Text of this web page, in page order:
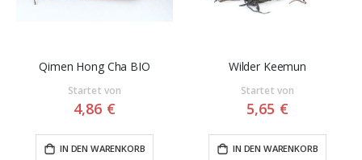
Qimen Hong Cha BIO
Startet von
4,86 €
IN DEN WARENKORB
Wilder Keemun
Startet von
5,65 €
IN DEN WARENKORB